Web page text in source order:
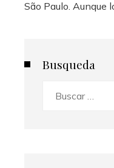
São Paulo. Aunque
Busqueda